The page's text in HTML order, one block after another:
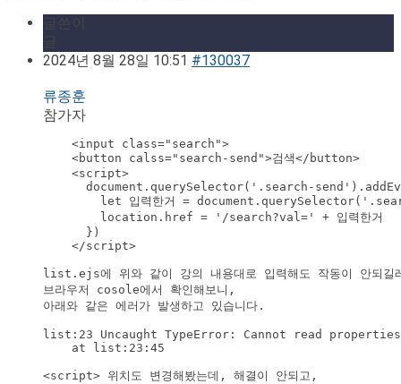
2024년 8월 28일 10:51 #130037
류종훈
참가자
    <input class="search">
<button calss="search-send">검색</button>
<script>
document.querySelector('.search-
let 입력한거 =
location.href = '/search?val=' + 입력한거
})
</script>
list.ejs에 위와 같이 강의 내용대로 입력해도 작동이 안되길
브라우저 cosole에서 확인해보니,
아래와 같은 에러가 발생하고 있습니다.
list:23 Uncaught TypeError: Cannot read
    at list:23:45
<script> 위치도 변경해봤는데, 해결이 안되고,